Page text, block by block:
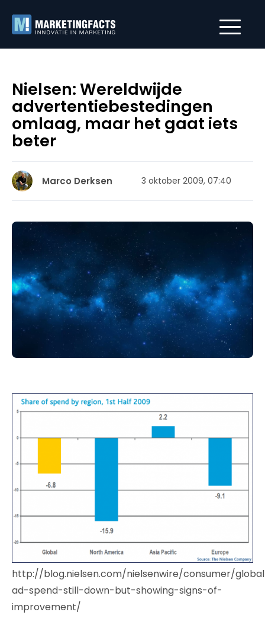
Nielsen: Wereldwijde
advertentiebestedingen
omlaag, maar het gaat iets
beter
Marco Derksen 3 oktober 2009, 07:40
http://blog.nielsen.com/nielsenwire/consumer/
ad-spend-still-down-but-showing-signs-of-
improvement/